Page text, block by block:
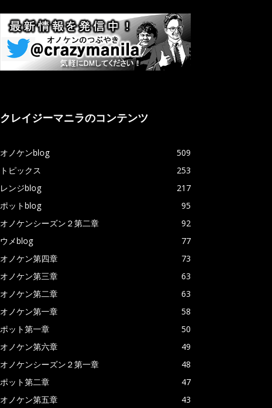
クレイジーマニラのコンテンツ
オノケンblog
509
トピックス
253
レンジblog
217
ポットblog
95
オノケンシーズン２第二章
92
ウメblog
77
オノケン第四章
73
オノケン第三章
63
オノケン第二章
63
オノケン第一章
58
ポット第一章
50
オノケン第六章
49
オノケンシーズン２第一章
48
ポット第二章
47
オノケン第五章
43